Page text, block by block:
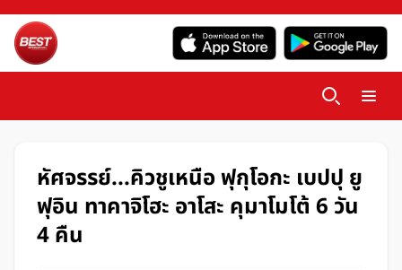
หัศจรรย์...คิวชูเหนือ ฟุกุโอกะ เบปปุ ยู
ฟุอิน ทาคาจิโฮะ อาโสะ คุมาโมโต้ 6 วัน
4 คืน